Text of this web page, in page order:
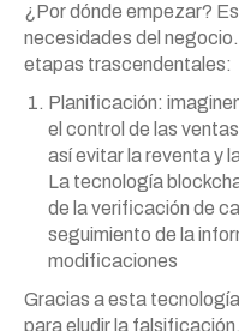
¿Por dónde empezar?
necesidades del
etapas trascendentales:
Planificación:
el control de las
así evitar la reventa y
La tecnología
de la verificación de
seguimiento de la
modificaciones
Gracias a esta
para eludir la falsificación.